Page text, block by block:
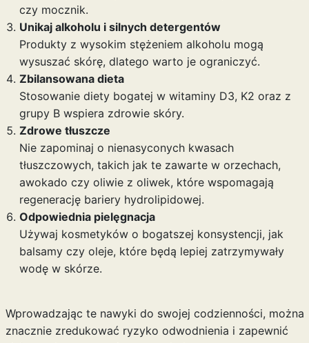
czy mocznik.
Unikaj alkoholu i silnych detergentów
Produkty z wysokim stężeniem alkoholu mogą
wysuszać skórę, dlatego warto je ograniczyć.
Zbilansowana dieta
Stosowanie diety bogatej w witaminy D3, K2 oraz z
grupy B wspiera zdrowie skóry.
Zdrowe tłuszcze
Nie zapominaj o nienasyconych kwasach
tłuszczowych, takich jak te zawarte w orzechach,
awokado czy oliwie z oliwek, które wspomagają
regenerację bariery hydrolipidowej.
Odpowiednia pielęgnacja
Używaj kosmetyków o bogatszej konsystencji, jak
balsamy czy oleje, które będą lepiej zatrzymywały
wodę w skórze.
Wprowadzając te nawyki do swojej codzienności, można
znacznie zredukować ryzyko odwodnienia i zapewnić